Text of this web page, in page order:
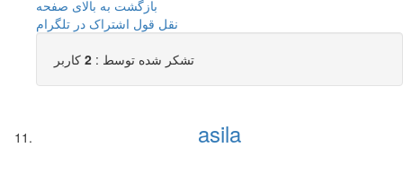
بازگشت به بالای صفحه
نقل قول اشتراک در تلگرام
تشکر شده توسط : 2 کاربر
asila